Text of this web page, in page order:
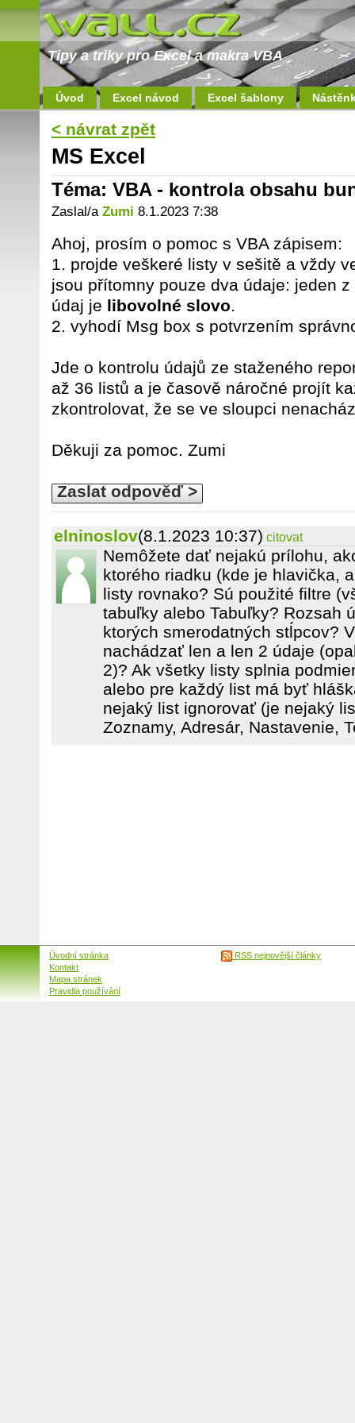
Tipy a triky pro Excel a makra VBA
Úvod Excel návod Excel šablony
< návrat zpět
MS Excel
Téma: VBA - kontrola obsahu
Zaslal/a Zumi 8.1.2023 7:38
Ahoj, prosím o pomoc s VBA zápisem:
1. projde veškeré listy v sešitě a vždy
jsou přítomny pouze dva údaje: jeden
údaj je libovolné slovo.
2. vyhodí Msg box s potvrzením
Jde o kontrolu údajů ze staženého
až 36 listů a je časově náročné projít
zkontrolovat, že se ve sloupci
Děkuji za pomoc. Zumi
Zaslat odpověď >
elninoslov(8.1.2023 10:37) citovat
Nemôžete dať nejakú prílohu,
ktorého riadku (kde je hlavička,
listy rovnako? Sú použité filtre
tabuľky alebo Tabuľky? Rozsah
ktorých smerodatných stĺpcov?
nachádzať len a len 2 údaje
2)? Ak všetky listy splnia
alebo pre každý list má byť
nejaký list ignorovať (je nejaký
Zoznamy, Adresár, Nastavenie,
Úvodní stránka
Kontakt
Mapa stránek
Pravidla používání
RSS nejnovější články